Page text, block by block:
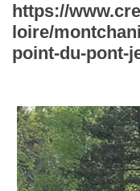
https://
loire/
point-du-pont-